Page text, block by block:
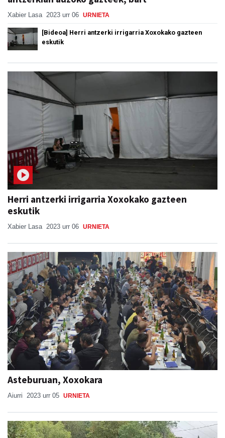
Xabier Lasa 2023 urr 06 URNIETA
[Bideoa] Herri antzerki irrigarria Xoxokako gazteen
eskutik
Herri antzerki irrigarria Xoxokako gazteen
eskutik
Xabier Lasa 2023 urr 06 URNIETA
Asteburuan, Xoxokara
Aiurri 2023 urr 05 URNIETA